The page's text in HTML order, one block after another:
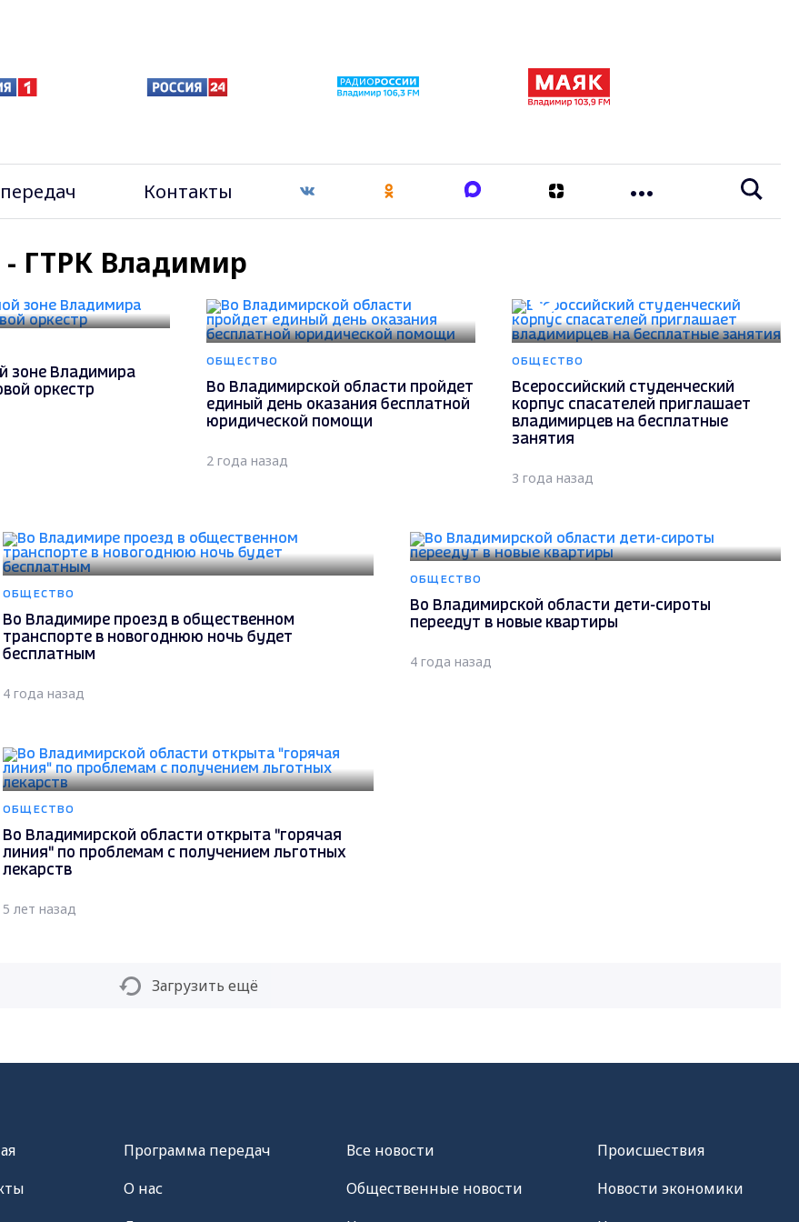
Контакты
- ГТРК Владимир
зоне Владимира
оркестр
ОБЩЕСТВО
Во Владимирской области пройдет
единый день оказания бесплатной
юридической помощи
2 года назад
ОБЩЕСТВО
Всероссийский студенческий
корпус спасателей приглашает
владимирцев на бесплатные
занятия
3 года назад
ОБЩЕСТВО
Во Владимире проезд в общественном
транспорте в новогоднюю ночь будет
бесплатным
4 года назад
ОБЩЕСТВО
Во Владимирской области дети-сироты
переедут в новые квартиры
4 года назад
ОБЩЕСТВО
Во Владимирской области открыта "горячая
линия" по проблемам с получением льготных
лекарств
5 лет назад
Загрузить ещё
Программа передач
О нас
Все новости
Общественные новости
Происшествия
Новости экономики